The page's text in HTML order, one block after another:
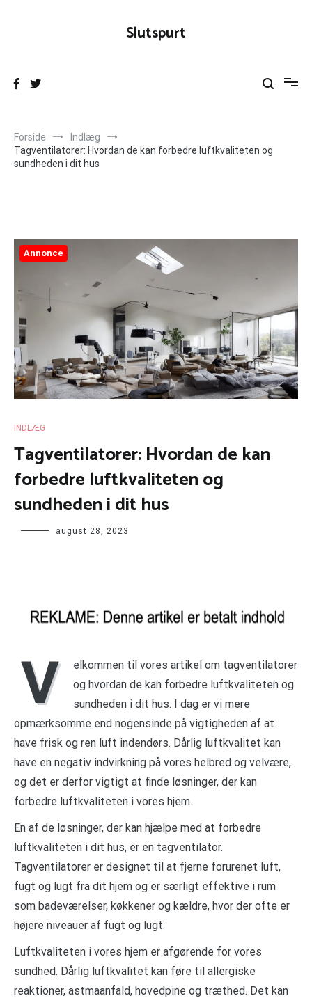
Slutspurt
Forside
Indlæg
Tagventilatorer: Hvordan de kan forbedre luftkvaliteten og
sundheden i dit hus
Annonce
INDLÆG
Tagventilatorer: Hvordan de kan
forbedre luftkvaliteten og
sundheden i dit hus
august 28, 2023
V
elkommen til vores artikel om tagventilatorer
og hvordan de kan forbedre luftkvaliteten og
sundheden i dit hus. I dag er vi mere
opmærksomme end nogensinde på vigtigheden af at
have frisk og ren luft indendørs. Dårlig luftkvalitet kan
have en negativ indvirkning på vores helbred og velvære,
og det er derfor vigtigt at finde løsninger, der kan
forbedre luftkvaliteten i vores hjem.
En af de løsninger, der kan hjælpe med at forbedre
luftkvaliteten i dit hus, er en tagventilator.
Tagventilatorer er designet til at fjerne forurenet luft,
fugt og lugt fra dit hjem og er særligt effektive i rum
som badeværelser, køkkener og kældre, hvor der ofte er
højere niveauer af fugt og lugt.
Luftkvaliteten i vores hjem er afgørende for vores
sundhed. Dårlig luftkvalitet kan føre til allergiske
reaktioner, astmaanfald, hovedpine og træthed. Det kan